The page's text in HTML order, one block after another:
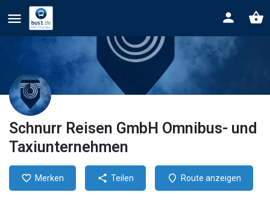
Schnurr Reisen GmbH Omnibus- und
Taxiunternehmen
Merken Teilen Route anzeigen